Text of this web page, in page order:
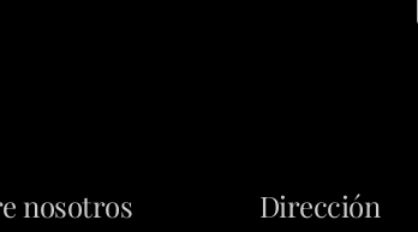
nosotros Dirección